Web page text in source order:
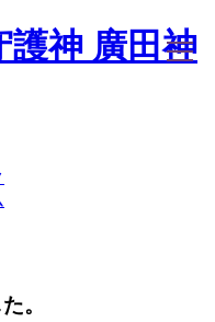
護神 廣田神
。